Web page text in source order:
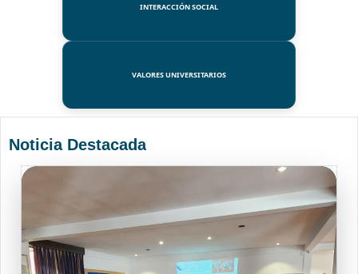
INTERACCIÓN SOCIAL
VALORES UNIVERSITARIOS
Noticia Destacada